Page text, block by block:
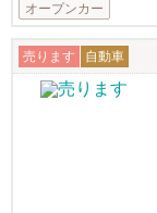
オープンカー
売ります 自動車